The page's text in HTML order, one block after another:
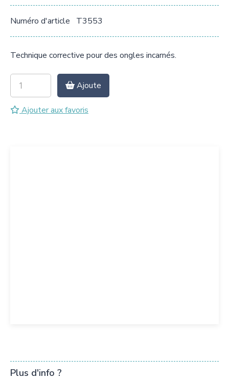
Plus d'info ?
Numéro d'article T3553
Technique corrective pour des ongles incarnés.
Ajoute
Ajouter aux favoris